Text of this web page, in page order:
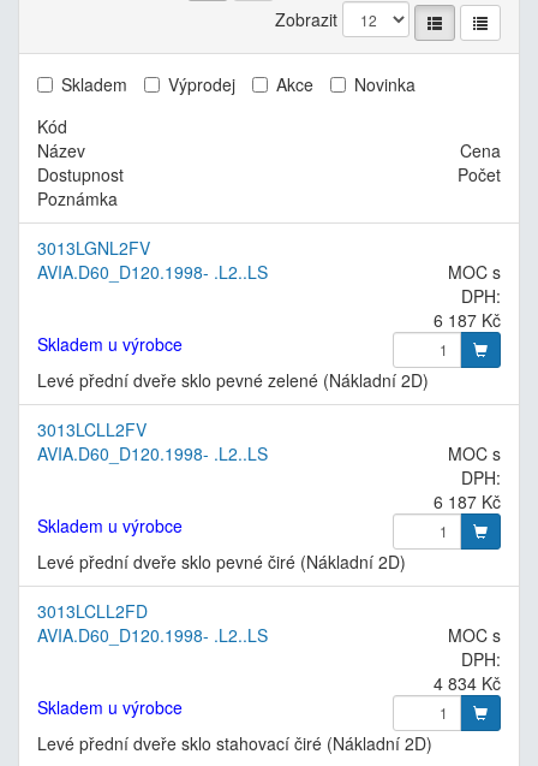
Zobrazit
Skladem Výprodej Akce
Novinka
Kód
Název
Cena
Dostupnost
Počet
Poznámka
3013LGNL2FV
AVIA.D60_D120.1998- .L2..LS
MOC s
DPH:
6 187 Kč
Skladem u výrobce
Levé přední dveře sklo pevné zelené (Nákladní 2D)
3013LCLL2FV
AVIA.D60_D120.1998- .L2..LS
MOC s
DPH:
6 187 Kč
Skladem u výrobce
Levé přední dveře sklo pevné čiré (Nákladní 2D)
3013LCLL2FD
AVIA.D60_D120.1998- .L2..LS
MOC s
DPH:
4 834 Kč
Skladem u výrobce
Levé přední dveře sklo stahovací čiré (Nákladní 2D)